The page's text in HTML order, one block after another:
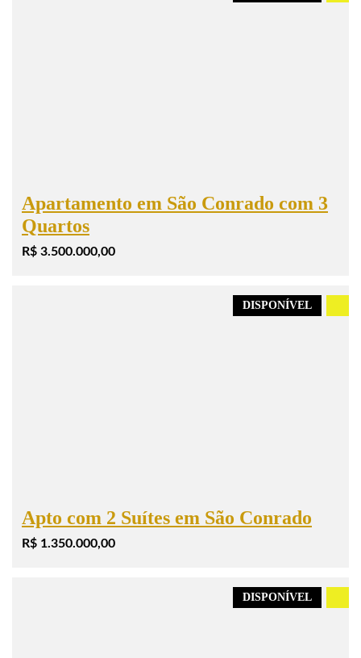
Apartamento em São Conrado com 3
Quartos
R$ 3.500.000,00
DISPONÍVEL
Apto com 2 Suítes em São Conrado
R$ 1.350.000,00
DISPONÍVEL